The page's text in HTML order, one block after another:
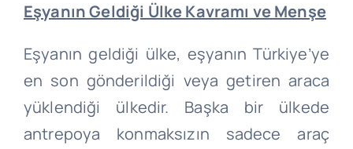
Eşyanın Geldiği Ülke Kavramı ve Menşe
Eşyanın geldiği ülke, eşyanın Türkiye’ye
en son gönderildiği veya getiren araca
yüklendiği ülkedir. Başka bir ülkede
antrepoya konmaksızın sadece araç